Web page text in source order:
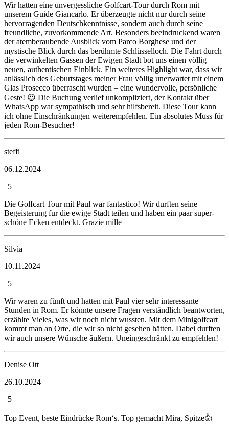
Wir hatten eine unvergessliche Golfcart-Tour durch Rom mit
unserem Guide Giancarlo. Er überzeugte nicht nur durch seine
hervorragenden Deutschkenntnisse, sondern auch durch seine
freundliche, zuvorkommende Art. Besonders beeindruckend waren
der atemberaubende Ausblick vom Parco Borghese und der
mystische Blick durch das berühmte Schlüsselloch. Die Fahrt durch
die verwinkelten Gassen der Ewigen Stadt bot uns einen völlig
neuen, authentischen Einblick. Ein weiteres Highlight war, dass wir
anlässlich des Geburtstages meiner Frau völlig unerwartet mit einem
Glas Prosecco überrascht wurden – eine wundervolle, persönliche
Geste! 😍 Die Buchung verlief unkompliziert, der Kontakt über
WhatsApp war sympathisch und sehr hilfsbereit. Diese Tour kann
ich ohne Einschränkungen weiterempfehlen. Ein absolutes Muss für
jeden Rom-Besucher!
steffi
06.12.2024
| 5
Die Golfcart Tour mit Paul war fantastico! Wir durften seine
Begeisterung fur die ewige Stadt teilen und haben ein paar super-
schöne Ecken entdeckt. Grazie mille
Silvia
10.11.2024
| 5
Wir waren zu fünft und hatten mit Paul vier sehr interessante
Stunden in Rom. Er könnte unsere Fragen verständlich beantworten,
erzählte Vieles, was wir noch nicht wussten. Mit dem Minigolfcart
kommt man an Orte, die wir so nicht gesehen hätten. Dabei durften
wir auch unsere Wünsche äußern. Uneingeschränkt zu empfehlen!
Denise Ott
26.10.2024
| 5
Top Event, beste Eindrücke Rom‘s. Top gemacht Mira, Spitze👍